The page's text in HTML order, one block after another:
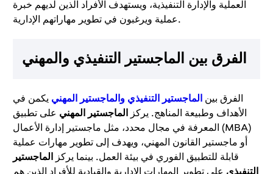
العملية والإدارة التنفيذية، ويستهدف الأفراد الذين لديهم خبرة
عملية ويرغبون في تطوير مهاراتهم الإدارية.
الفرق بين الماجستير التنفيذي والمهني
الفرق بين الماجستير التنفيذي والماجستير المهني يكمن في
الأهداف وطبيعة المناهج. يركز الماجستير المهني على تطبيق
المعرفة في مجال محدد، مثل ماجستير إدارة الأعمال (MBA)
أو ماجستير القانون المهني، ويهدف إلى تطوير مهارات عملية
قابلة للتطبيق الفوري في بيئة العمل. بينما يركز الماجستير
التنفيذي على تطوير المهارات الإدارية والقيادية للأفراد الذين هم